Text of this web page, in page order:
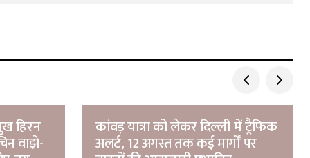
हिरन
वाझे-
कांवड़ यात्रा को लेकर दिल्ली में ट्रैफिक
अलर्ट, 12 अगस्त तक कई मार्गों पर